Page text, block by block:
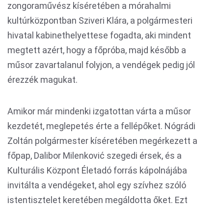
zongoraművész kíséretében a mórahalmi
kultúrközpontban Sziveri Klára, a polgármesteri
hivatal kabinethelyettese fogadta, aki mindent
megtett azért, hogy a főpróba, majd később a
műsor zavartalanul folyjon, a vendégek pedig jól
érezzék magukat.
Amikor már mindenki izgatottan várta a műsor
kezdetét, meglepetés érte a fellépőket. Nógrádi
Zoltán polgármester kíséretében megérkezett a
főpap, Dalibor Milenković szegedi érsek, és a
Kulturális Központ Életadó forrás kápolnájába
invitálta a vendégeket, ahol egy szívhez szóló
istentisztelet keretében megáldotta őket. Ezt